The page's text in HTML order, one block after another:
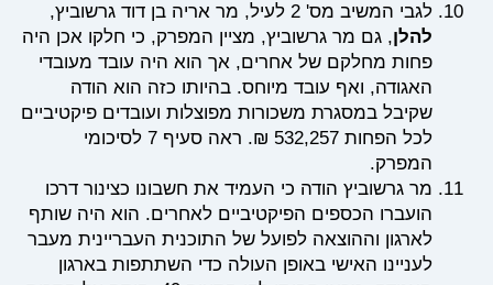
לגבי המשיב מס' 2 לעיל, מר אריה בן דוד גרשוביץ,
להלן, גם מר גרשוביץ, מציין המפרק, כי חלקו אכן היה
פחות מחלקם של אחרים, אך הוא היה עובד מעובדי
האגודה, ואף עובד מיוחס. בהיותו כזה הוא הודה
שקיבל במסגרת משכורות מפוצלות ועובדים פיקטיביים
לכל הפחות 532,257 ₪. ראה סעיף 7 לסיכומי
המפרק.
מר גרשוביץ הודה כי העמיד את חשבונו כצינור דרכו
הועברו הכספים הפיקטיביים לאחרים. הוא היה שותף
לארגון וההוצאה לפועל של התוכנית העבריינית מעבר
לעניינו האישי באופן העולה כדי השתתפות בארגון